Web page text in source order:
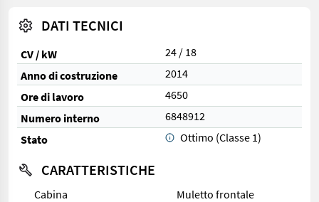
DATI TECNICI
CV / kW
24 / 18
Anno di costruzione
2014
Ore di lavoro
4650
Numero interno
6848912
Stato
Ottimo (Classe 1)
CARATTERISTICHE
Cabina
Muletto frontale